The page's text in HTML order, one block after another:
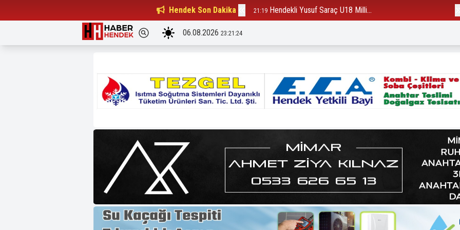
Hendek Son Dakika
Beşiktaşlılar Derneği Başkanı... 21:19 Hendekli Yusuf Saraç U18 Milli...
06.08.2026 23:21:26